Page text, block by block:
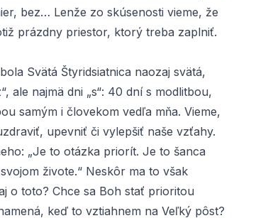
bez… Lenže zo skúsenosti vieme, že
prázdny priestor, ktorý treba zaplniť.
Svätá Štyridsiatnica naozaj svätá,
ale najmä dni „s“: 40 dní s modlitbou,
samým i človekom vedľa mňa. Vieme,
upevniť či vylepšiť naše vzťahy.
„Je to otázka priorít. Je to šanca
živote.“ Neskôr ma to však
o toto? Chce sa Boh stať prioritou
keď to vztiahnem na Veľký pôst?